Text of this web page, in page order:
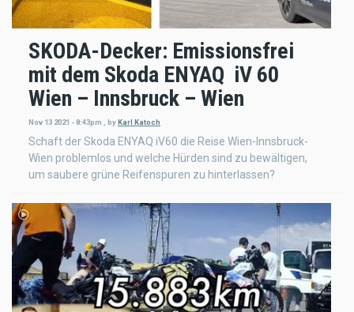
SKODA-Decker: Emissionsfrei
mit dem Skoda ENYAQ iV 60
Wien – Innsbruck – Wien
Nov 13 2021 - 8:43pm byKarl Katoch
Schaft der Skoda ENYAQ iV60 die Reise Wien-Innsbruck-
Wien problemlos und welche Hürden sind zu bewältigen,
um saubere grüne Reifenspuren zu hinterlassen?